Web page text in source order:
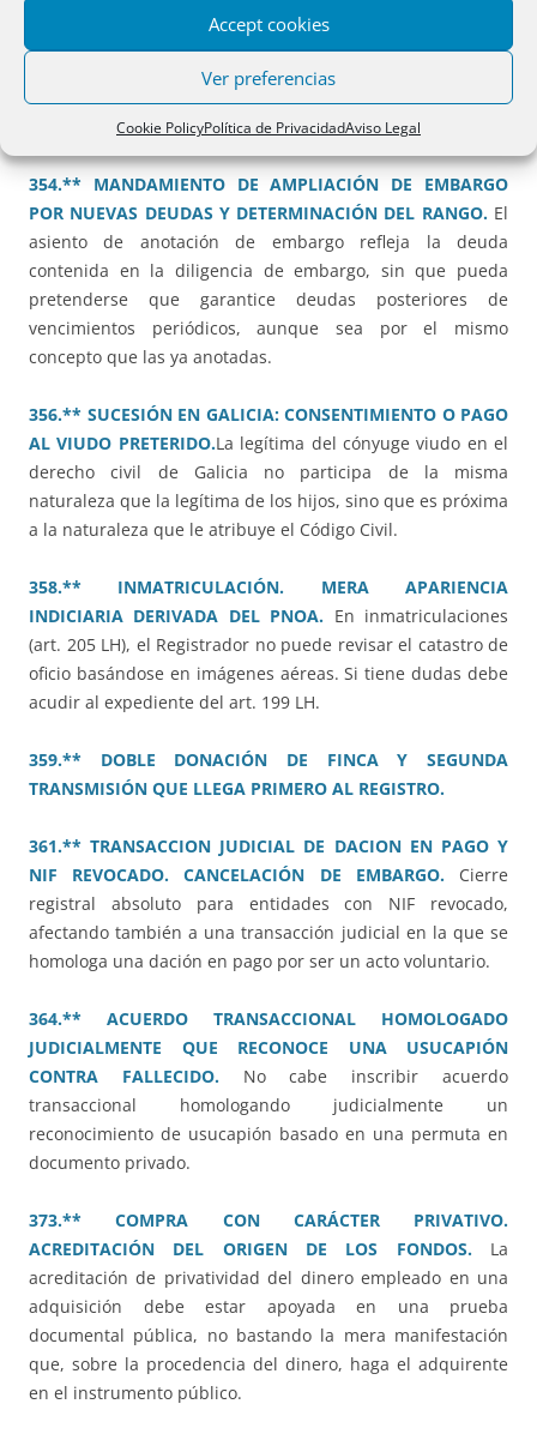
Accept cookies
Ver preferencias
Cookie PolicyPolítica de PrivacidadAviso Legal
352.** RECTIFICACIÓN UNILATERAL DE SUPERFICIE DE
ELEMENTO PRIVATIVO EN PROPIEDAD HORIZONTAL.
cabe rectificar la superficie de un elemento privativo de
una propiedad horizontal sin el consentimiento de la Junta
de propietarios.
354.** MANDAMIENTO DE AMPLIACIÓN DE EMBARGO
POR NUEVAS DEUDAS Y DETERMINACIÓN DEL RANGO.El
asiento de anotación de embargo refleja la deuda
contenida en la diligencia de embargo, sin que pueda
pretenderse que garantice deudas posteriores de
vencimientos periódicos, aunque sea por el mismo
concepto que las ya anotadas.
356.** SUCESIÓN EN GALICIA: CONSENTIMIENTO O PAGO
AL VIUDO PRETERIDO.La legítima del cónyuge viudo en el
derecho civil de Galicia no participa de la misma
naturaleza que la legítima de los hijos, sino que es próxima
a la naturaleza que le atribuye el Código Civil.
358.** INMATRICULACIÓN. MERA APARIENCIA
INDICIARIA DERIVADA DEL PNOA. En inmatriculaciones
(art. 205 LH), el Registrador no puede revisar el catastro de
oficio basándose en imágenes aéreas. Si tiene dudas debe
acudir al expediente del art. 199 LH.
359.** DOBLE DONACIÓN DE FINCA Y SEGUNDA
TRANSMISIÓN QUE LLEGA PRIMERO AL REGISTRO.
361.** TRANSACCION JUDICIAL DE DACION EN PAGO Y
NIF REVOCADO. CANCELACIÓN DE EMBARGO.
Cierre
registral absoluto para entidades con NIF revocado,
afectando también a una transacción judicial en la que se
homologa una dación en pago por ser un acto voluntario.
364.** ACUERDO TRANSACCIONAL HOMOLOGADO
JUDICIALMENTE QUE RECONOCE UNA USUCAPIÓN
CONTRA FALLECIDO.No cabe inscribir acuerdo
transaccional homologando judicialmente un
reconocimiento de usucapión basado en una permuta en
documento privado.
373.** COMPRA CON CARÁCTER PRIVATIVO.
ACREDITACIÓN DEL ORIGEN DE LOS FONDOS.
La
acreditación de privatividad del dinero empleado en una
adquisición debe estar apoyada en una prueba
documental pública, no bastando la mera manifestación
que, sobre la procedencia del dinero, haga el adquirente
en el instrumento público.